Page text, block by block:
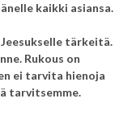
kaikki asiansa.
tärkeitä.
Rukous on
ei tarvita hienoja
tarvitsemme.